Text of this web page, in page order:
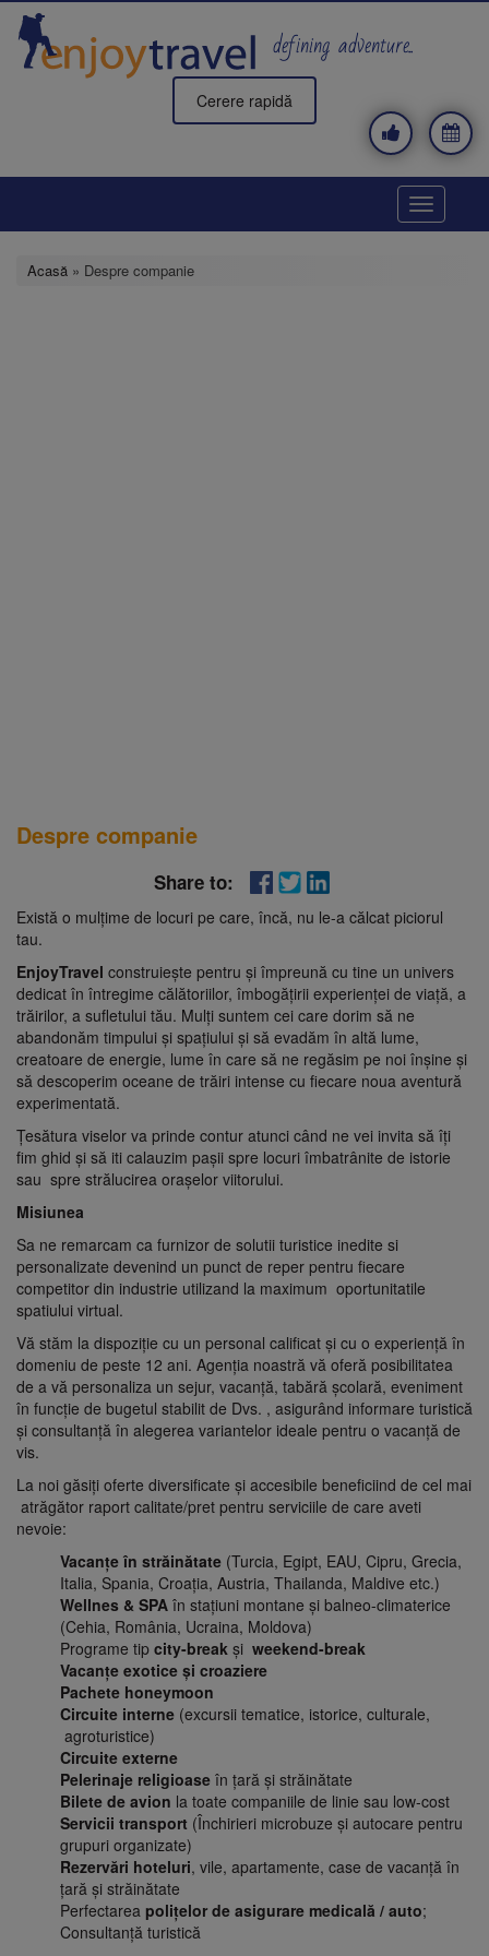
Mergi
conţinutul
principal
defining adventure..
Cerere rapidă
Toggle
Acasă » Despre companie
Despre companie
Share to:
Există o mulţime de locuri pe care, încă, nu le-a călcat piciorul
tau.
EnjoyTravel construieşte pentru şi împreună cu tine un univers
dedicat în întregime călătoriilor, îmbogăţirii experienţei de viaţă, a
trăirilor, a sufletului tău. Mulţi suntem cei care dorim să ne
abandonăm timpului şi spaţiului şi să evadăm în altă lume,
creatoare de energie, lume în care să ne regăsim pe noi înşine şi
să descoperim oceane de trăiri intense cu fiecare noua aventură
experimentată.
Ţesătura viselor va prinde contur atunci când ne vei invita să îţi
fim ghid şi să iti calauzim paşii spre locuri îmbatrânite de istorie
sau spre strălucirea oraşelor viitorului.
Misiunea
Sa ne remarcam ca furnizor de solutii turistice inedite si
personalizate devenind un punct de reper pentru fiecare
competitor din industrie utilizand la maximum oportunitatile
spatiului virtual.
Vă stăm la dispoziţie cu un personal calificat şi cu o experienţă în
domeniu de peste 12 ani. Agenţia noastră vă oferă posibilitatea
de a vă personaliza un sejur, vacanţă, tabără şcolară, eveniment
în funcţie de bugetul stabilit de Dvs. , asigurând informare turistică
şi consultanţă în alegerea variantelor ideale pentru o vacanţă de
vis.
La noi găsiți oferte diversificate și accesibile beneficiind de cel mai
atrăgător raport calitate/pret pentru serviciile de care aveti
nevoie:
Vacanţe în străinătate (Turcia, Egipt, EAU, Cipru, Grecia,
Italia, Spania, Croaţia, Austria, Thailanda, Maldive etc.)
Wellnes & SPA în staţiuni montane şi balneo-climaterice
(Cehia, România, Ucraina, Moldova)
Programe tip city-break şi weekend-break
Vacanţe exotice şi croaziere
Pachete honeymoon
Circuite interne (excursii tematice, istorice, culturale,
agroturistice)
Circuite externe
Pelerinaje religioase în ţară şi străinătate
Bilete de avion la toate companiile de linie sau low-cost
Servicii transport (Închirieri microbuze şi autocare pentru
grupuri organizate)
Rezervări hoteluri, vile, apartamente, case de vacanţă în
ţară şi străinătate
Perfectarea poliţelor de asigurare medicală / auto;
Consultanţă turistică